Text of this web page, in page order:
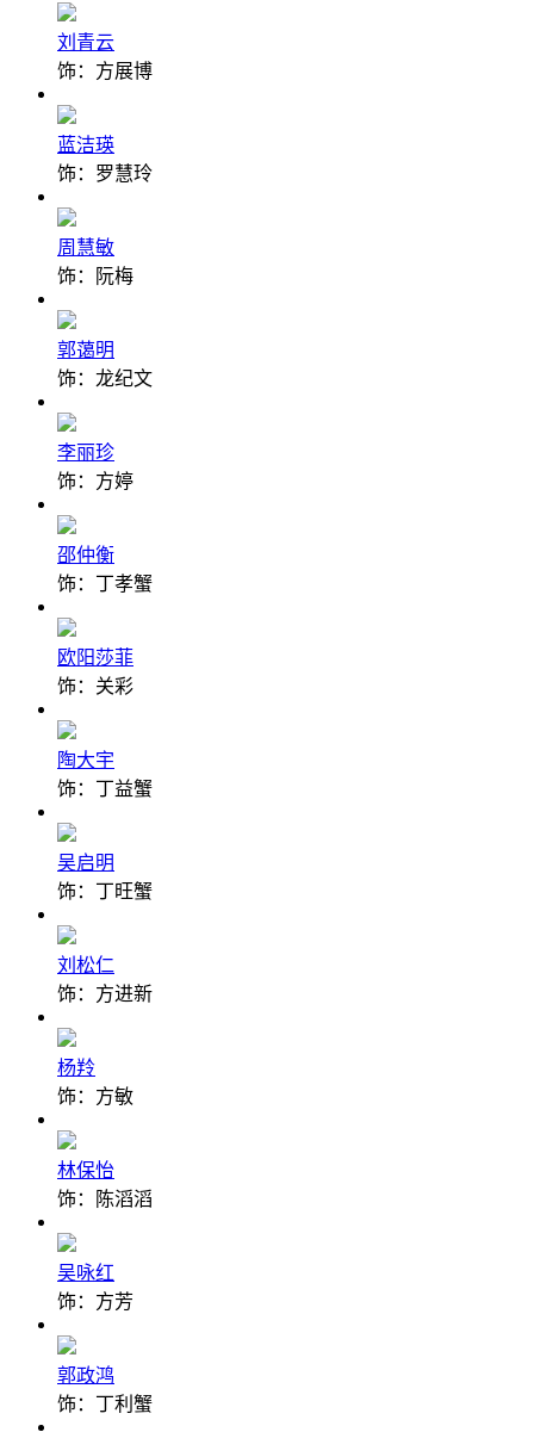
刘青云
饰：方展博
蓝洁瑛
饰：罗慧玲
周慧敏
饰：阮梅
郭蔼明
饰：龙纪文
李丽珍
饰：方婷
邵仲衡
饰：丁孝蟹
欧阳莎菲
饰：关彩
陶大宇
饰：丁益蟹
吴启明
饰：丁旺蟹
刘松仁
饰：方进新
杨羚
饰：方敏
林保怡
饰：陈滔滔
吴咏红
饰：方芳
郭政鸿
饰：丁利蟹